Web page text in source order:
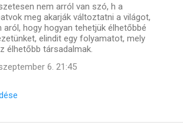
nem arról van szó, h a
meg akarják változtatni a világot,
aról, hogy hogyan tehetjük élhetőbbé
elindit egy folyamatot, mely
élhetőbb társadalmak.
6. 21:45